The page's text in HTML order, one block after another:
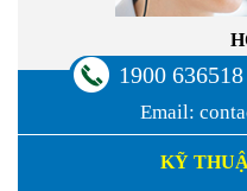
1900 636518
Email:
KỸ